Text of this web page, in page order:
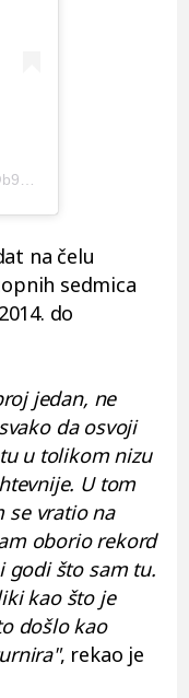
na čelu
sedmica
do
jedan, ne
da osvoji
u tolikom nizu
U tom
se vratio na
oborio rekord
godi što sam tu.
kao što je
došlo kao
, rekao je